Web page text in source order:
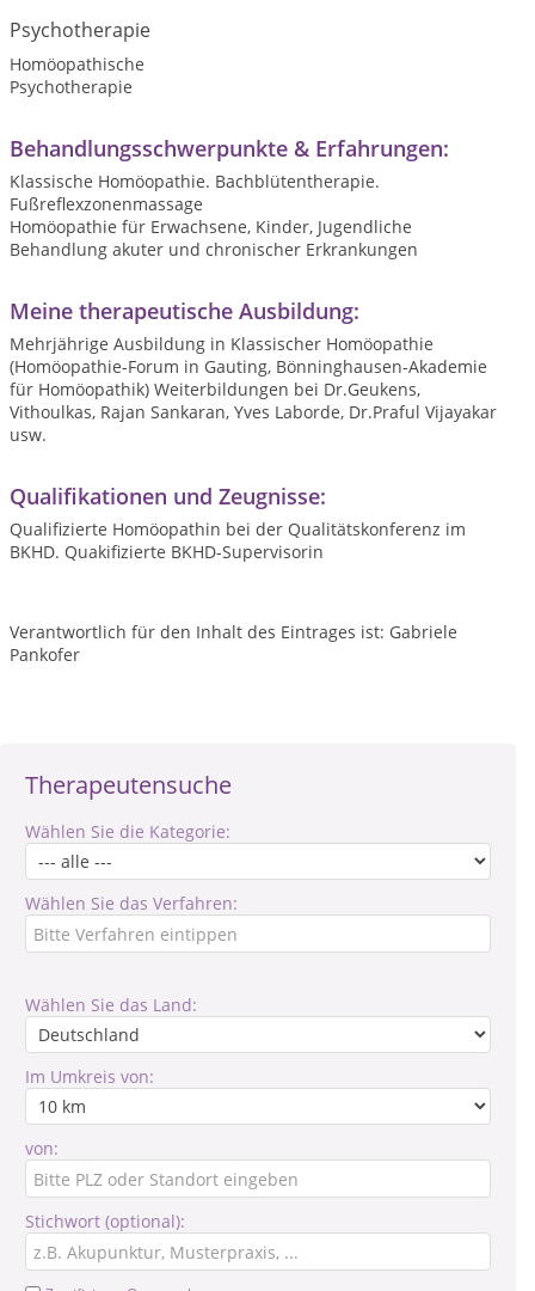
Therapeutensuche
Wählen Sie die Kategorie:
Wählen Sie das Verfahren:
Wählen Sie das Land:
Im Umkreis von:
von:
Stichwort (optional):
Psychotherapie
Homöopathische
Psychotherapie
Behandlungsschwerpunkte & Erfahrungen:
Klassische Homöopathie. Bachblütentherapie.
Fußreflexzonenmassage
Homöopathie für Erwachsene, Kinder, Jugendliche
Behandlung akuter und chronischer Erkrankungen
Meine therapeutische Ausbildung:
Mehrjährige Ausbildung in Klassischer Homöopathie
(Homöopathie-Forum in Gauting, Bönninghausen-Akademie
für Homöopathik) Weiterbildungen bei Dr.Geukens,
Vithoulkas, Rajan Sankaran, Yves Laborde, Dr.Praful Vijayakar
usw.
Qualifikationen und Zeugnisse:
Qualifizierte Homöopathin bei der Qualitätskonferenz im
BKHD. Quakifizierte BKHD-Supervisorin
Verantwortlich für den Inhalt des Eintrages ist: Gabriele
Pankofer